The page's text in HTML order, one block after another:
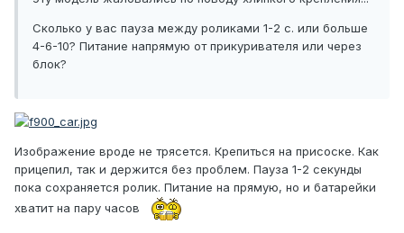
Сколько у вас пауза между роликами 1-2 с. или больше
4-6-10? Питание напрямую от прикуривателя или через
блок?
Изображение вроде не трясется. Крепиться на присоске. Как
прицепил, так и держится без проблем. Пауза 1-2 секунды
пока сохраняется ролик. Питание на прямую, но и батарейки
хватит на пару часов